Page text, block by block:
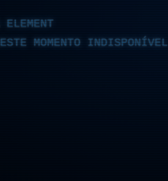
MOMENTO INDISPONÍVEL